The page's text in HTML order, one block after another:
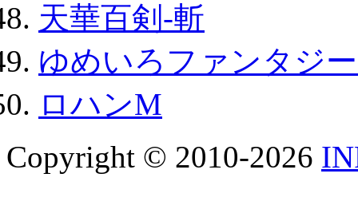
天華百剣-斬
ゆめいろファンタジ
ロハンM
Copyright © 2010-2026